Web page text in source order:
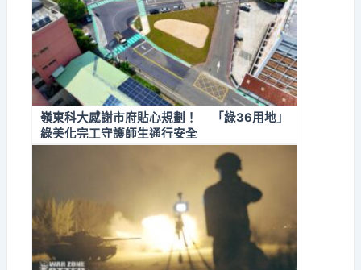
嶺東科大感謝市府貼心規劃！ 「綠36用地」
綠美化完工守護師生通行安全